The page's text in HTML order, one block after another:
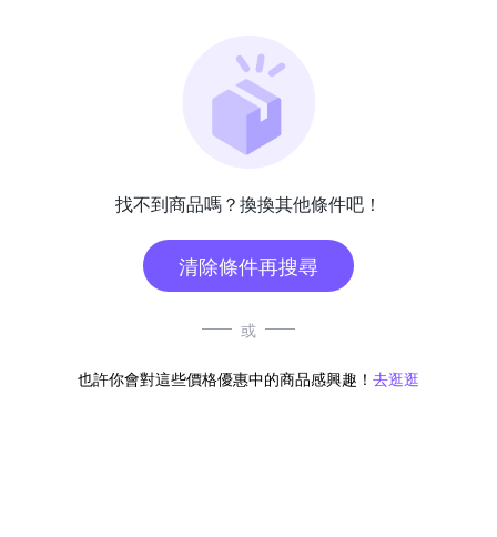
找不到商品嗎？換換其他條件吧！
清除條件再搜尋
或
也許你會對這些價格優惠中的商品感興趣！ 去逛逛